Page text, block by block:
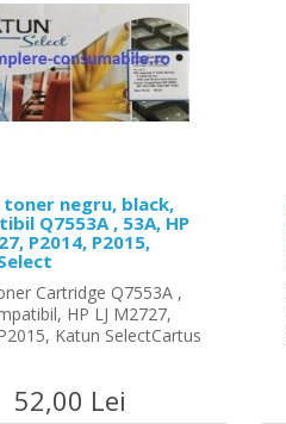
negru, black,
Q7553A , 53A, HP
P2014, P2015,
Cartridge Q7553A ,
HP LJ M2727,
Katun SelectCartus
52,00 Lei